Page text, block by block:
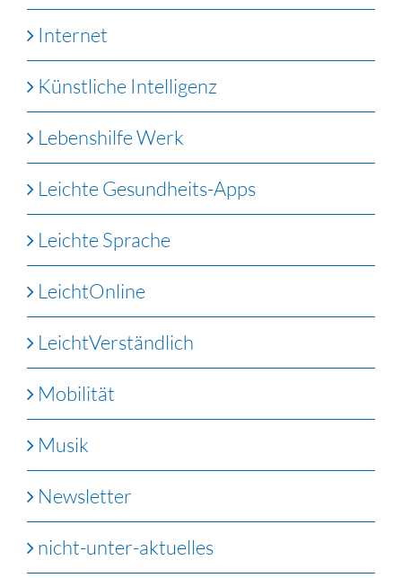
Internet
Künstliche Intelligenz
Lebenshilfe Werk
Leichte Gesundheits-Apps
Leichte Sprache
LeichtOnline
LeichtVerständlich
Mobilität
Musik
Newsletter
nicht-unter-aktuelles